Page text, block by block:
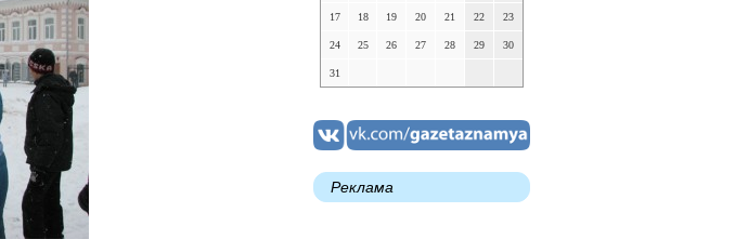
17 18 19 20 21 22 23
24 25 26 27 28 29 30
31
Реклама